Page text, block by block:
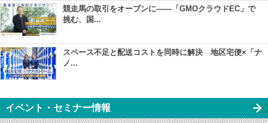
競走馬の取引をオープンに――「GMOクラウドEC」で
挑む、国...
スペース不足と配送コストを同時に解決 地区宅便×「ナ
ノ...
イベント・セミナー情報